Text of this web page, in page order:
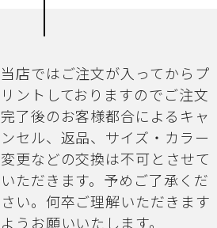
当店ではご注文が入ってからプ
リントしておりますのでご注文
完了後のお客様都合によるキャ
ンセル、返品、サイズ・カラー
変更などの交換は不可とさせて
いただきます。予めご了承くだ
さい。何卒ご理解いただきます